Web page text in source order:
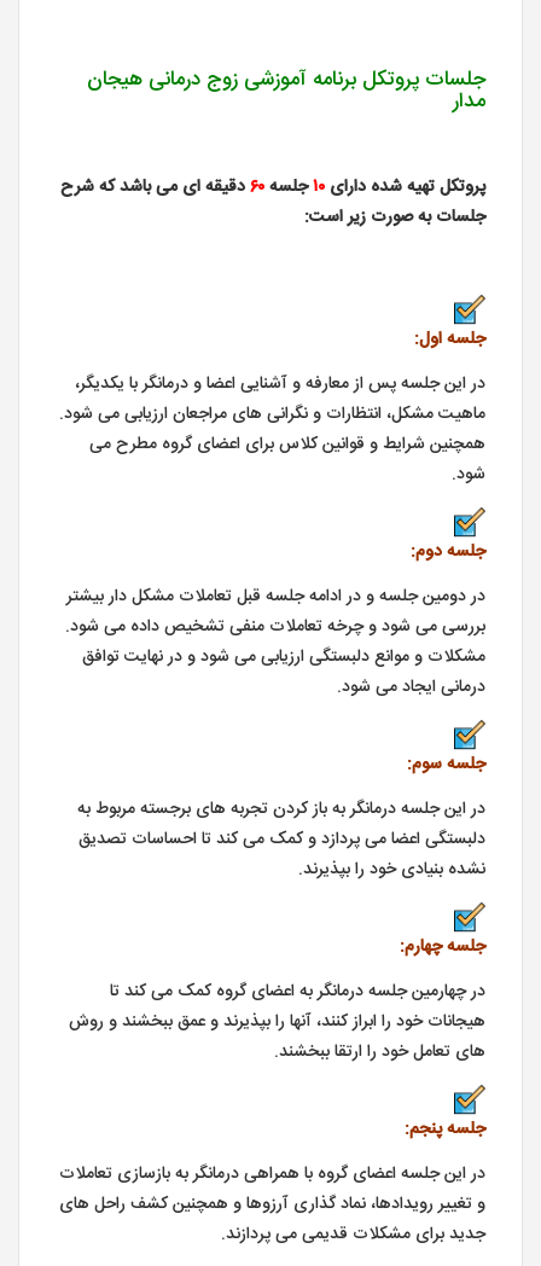
جلسات پروتکل برنامه آموزشی زوج درمانی هیجان
مدار
پروتکل تهیه شده دارای ۱۰جلسه
دقیقه ای می باشد که شرح
جلسات به صورت زیر است:
جلسه اول:
در این جلسه پس از معارفه و آشنایی اعضا و درمانگر با یکدیگر،
ماهیت مشکل، انتظارات و نگرانی های مراجعان ارزیابی می شود.
همچنین شرایط و قوانین کلاس برای اعضای گروه مطرح می
شود.
جلسه دوم:
در دومین جلسه و در ادامه جلسه قبل تعاملات مشکل دار بیشتر
بررسی می شود و چرخه تعاملات منفی تشخیص داده می شود.
مشکلات و موانع دلبستگی ارزیابی می شود و در نهایت توافق
درمانی ایجاد می شود.
ﺟﻠﺴﻪ ﺳﻮم:
در این جلسه درمانگر به باز کردن تجربه های برجسته مربوط به
دلبستگی اعضا می پردازد و کمک می کند تا احساسات تصدیق
نشده بنیادی خود را بپذیرند.
ﺟﻠﺴﻪ ﭼﻬﺎرم:
در چهارمین جلسه درمانگر به اعضای گروه کمک می کند تا
هیجانات خود را ابراز کنند، آنها را بپذیرند و عمق ببخشند و روش
های تعامل خود را ارتقا ببخشند.
ﺟﻠﺴﻪ پنجم:
در این جلسه اعضای گروه با همراهی درمانگر به بازسازی تعاملات
و تغییر رویدادها، نماد گذاری آرزوها و همچنین کشف راحل های
جدید برای مشکلات قدیمی می پردازند.